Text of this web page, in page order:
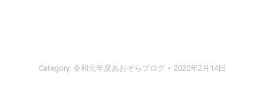
Category: 令和元年度あおぞらブログ 2020年2月14日